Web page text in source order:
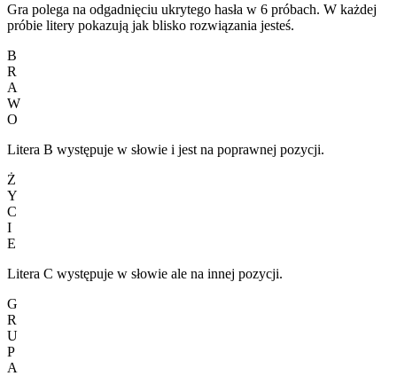
Gra polega na odgadnięciu ukrytego hasła w 6 próbach. W każdej
próbie litery pokazują jak blisko rozwiązania jesteś.
B
R
A
W
O
Litera B występuje w słowie i jest na poprawnej pozycji.
Ż
Y
C
I
E
Litera C występuje w słowie ale na innej pozycji.
G
R
U
P
A